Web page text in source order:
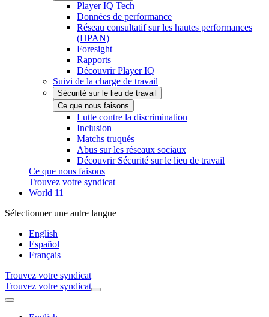
Player IQ Tech
Données de performance
Réseau consultatif sur les hautes performances
(HPAN)
Foresight
Rapports
Découvrir Player IQ
Suivi de la charge de travail
Sécurité sur le lieu de travail
Ce que nous faisons
Lutte contre la discrimination
Inclusion
Matchs truqués
Abus sur les réseaux sociaux
Découvrir Sécurité sur le lieu de travail
Ce que nous faisons
Trouvez votre syndicat
World 11
Sélectionner une autre langue
English
Español
Français
Trouvez votre syndicat
Trouvez votre syndicat